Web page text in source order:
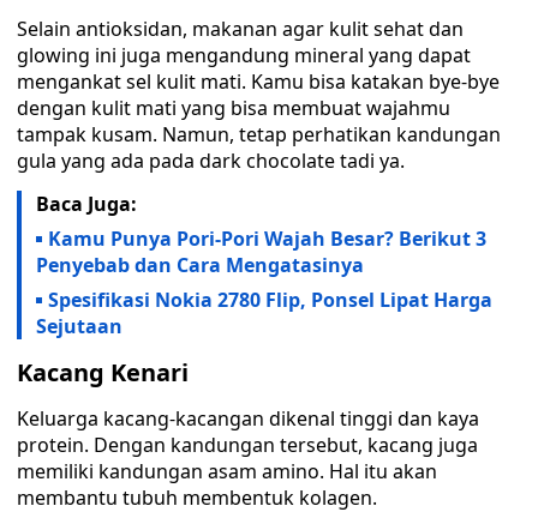
Selain antioksidan, makanan agar kulit sehat dan
glowing ini juga mengandung mineral yang dapat
mengankat sel kulit mati. Kamu bisa katakan bye-bye
dengan kulit mati yang bisa membuat wajahmu
tampak kusam. Namun, tetap perhatikan kandungan
gula yang ada pada dark chocolate tadi ya.
Baca Juga:
Kamu Punya Pori-Pori Wajah Besar? Berikut 3
Penyebab dan Cara Mengatasinya
Spesifikasi Nokia 2780 Flip, Ponsel Lipat Harga
Sejutaan
Kacang Kenari
Keluarga kacang-kacangan dikenal tinggi dan kaya
protein. Dengan kandungan tersebut, kacang juga
memiliki kandungan asam amino. Hal itu akan
membantu tubuh membentuk kolagen.